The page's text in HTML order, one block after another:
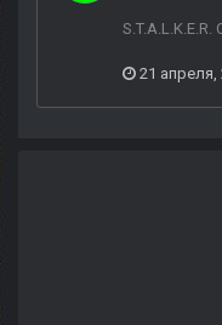
21 апреля,